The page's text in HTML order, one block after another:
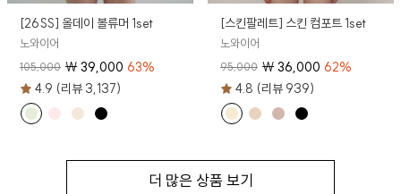
[26SS] 올데이 볼류머 1set
노와이어
105,000 ₩39,000 63%
4.9 (리뷰 3,137)
[스킨팔레트] 스킨 컴포트 1set
노와이어
95,000 ₩36,000 62%
4.8 (리뷰 939)
더 많은 상품 보기